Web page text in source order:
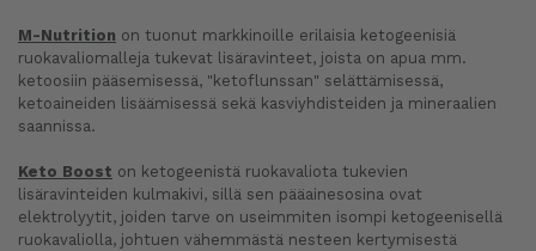
M-Nutrition on tuonut markkinoille erilaisia ketogeenisiä
ruokavaliomalleja tukevat lisäravinteet, joista on apua mm.
ketoosiin pääsemisessä, "ketoflunssan" selättämisessä,
ketoaineiden lisäämisessä sekä kasviyhdisteiden ja mineraalien
saannissa.
Keto Boost on ketogeenistä ruokavaliota tukevien
lisäravinteiden kulmakivi, sillä sen pääainesosina ovat
elektrolyytit, joiden tarve on useimmiten isompi ketogeenisellä
ruokavaliolla, johtuen vähemmästä nesteen kertymisestä